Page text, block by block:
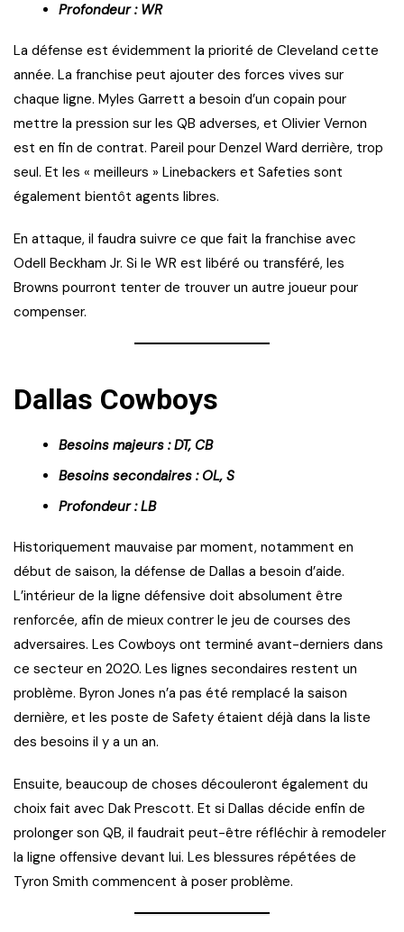
Profondeur : WR
La défense est évidemment la priorité de Cleveland cette
année. La franchise peut ajouter des forces vives sur
chaque ligne. Myles Garrett a besoin d’un copain pour
mettre la pression sur les QB adverses, et Olivier Vernon
est en fin de contrat. Pareil pour Denzel Ward derrière, trop
seul. Et les « meilleurs » Linebackers et Safeties sont
également bientôt agents libres.
En attaque, il faudra suivre ce que fait la franchise avec
Odell Beckham Jr. Si le WR est libéré ou transféré, les
Browns pourront tenter de trouver un autre joueur pour
compenser.
Dallas Cowboys
Besoins majeurs : DT, CB
Besoins secondaires : OL, S
Profondeur : LB
Historiquement mauvaise par moment, notamment en
début de saison, la défense de Dallas a besoin d’aide.
L’intérieur de la ligne défensive doit absolument être
renforcée, afin de mieux contrer le jeu de courses des
adversaires. Les Cowboys ont terminé avant-derniers dans
ce secteur en 2020. Les lignes secondaires restent un
problème. Byron Jones n’a pas été remplacé la saison
dernière, et les poste de Safety étaient déjà dans la liste
des besoins il y a un an.
Ensuite, beaucoup de choses découleront également du
choix fait avec Dak Prescott. Et si Dallas décide enfin de
prolonger son QB, il faudrait peut-être réfléchir à remodeler
la ligne offensive devant lui. Les blessures répétées de
Tyron Smith commencent à poser problème.